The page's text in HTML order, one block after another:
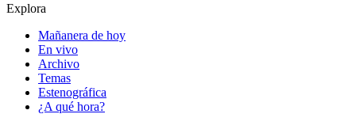
Explora
Mañanera de hoy
En vivo
Archivo
Temas
Estenográfica
¿A qué hora?